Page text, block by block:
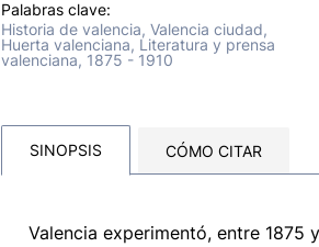
Palabras clave:
Historia de valencia, Valencia ciudad,
Huerta valenciana, Literatura y prensa
valenciana, 1875 - 1910
SINOPSIS CÓMO CITAR
Valencia experimentó, entre 1875